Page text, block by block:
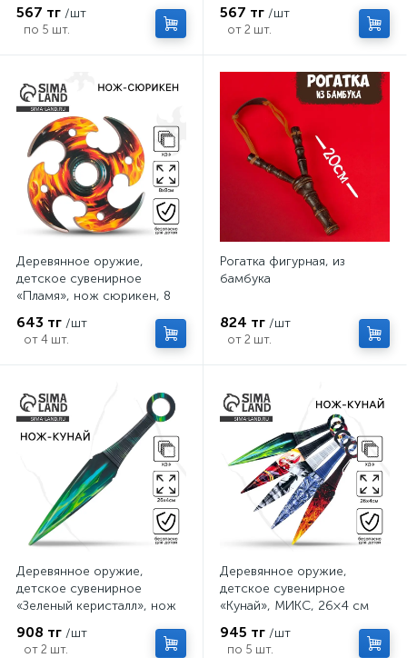
567 тг /шт
по 5 шт.
567 тг /шт
от 2 шт.
Деревянное оружие,
детское сувенирное
«Пламя», нож сюрикен, 8
643 тг /шт
от 4 шт.
Рогатка фигурная, из
бамбука
824 тг /шт
от 2 шт.
Деревянное оружие,
детское сувенирное
«Зеленый керисталл», нож
908 тг /шт
от 2 шт.
Деревянное оружие,
детское сувенирное
«Кунай», МИКС, 26×4 см
945 тг /шт
по 5 шт.